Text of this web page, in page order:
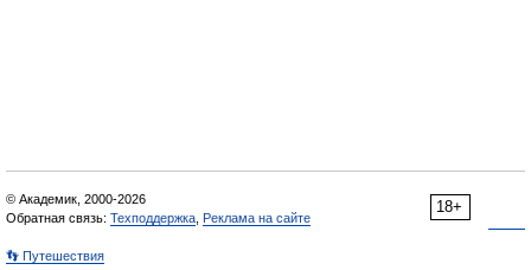
18+
© Академик, 2000-2026
Обратная связь: Техподдержка Реклама на сайте
👣 Путешествия